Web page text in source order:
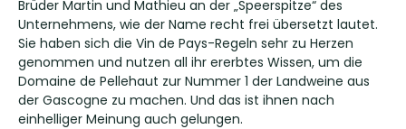
Brüder Martin und Mathieu an der „Speerspitze“ des
Unternehmens, wie der Name recht frei übersetzt lautet.
Sie haben sich die Vin de Pays-Regeln sehr zu Herzen
genommen und nutzen all ihr ererbtes Wissen, um die
Domaine de Pellehaut zur Nummer 1 der Landweine aus
der Gascogne zu machen. Und das ist ihnen nach
einhelliger Meinung auch gelungen.